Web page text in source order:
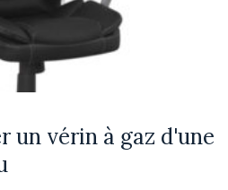
un vérin à gaz d'une